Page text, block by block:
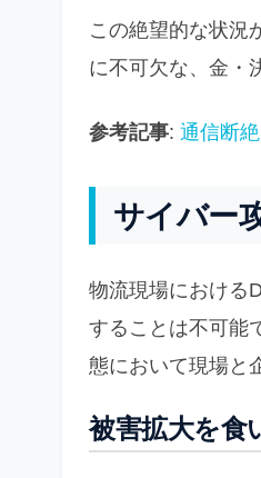
この絶望的な状況
に不可欠な、金・
参考記事: 通信断
サイバー
物流現場における
することは不可能
態において現場と
被害拡大を食